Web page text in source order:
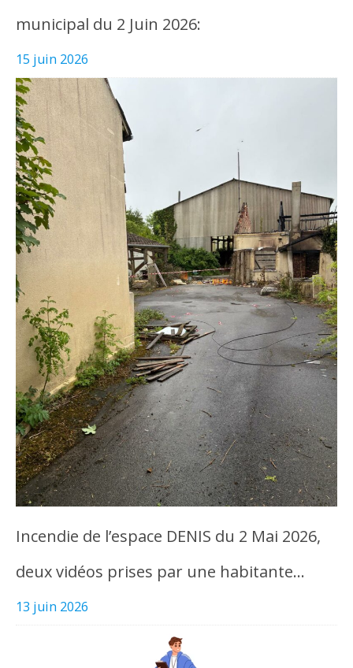
municipal du 2 Juin 2026:
15 juin 2026
Incendie de l’espace DENIS du 2 Mai 2026,
deux vidéos prises par une habitante…
13 juin 2026